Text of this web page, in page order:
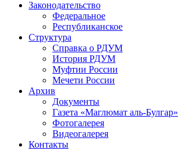
Законодательство
Федеральное
Республиканское
Структура
Справка о РДУМ
История РДУМ
Муфтии России
Мечети России
Архив
Документы
Газета «Маглюмат аль-Булгар»
Фотогалерея
Видеогалерея
Контакты